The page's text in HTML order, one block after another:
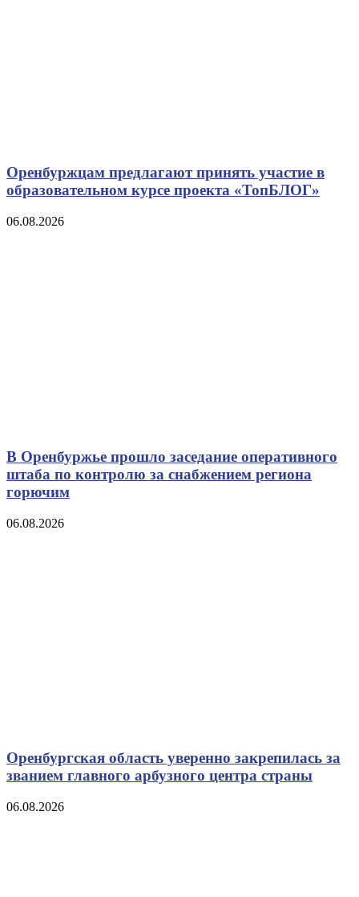
Оренбуржцам предлагают принять участие в
образовательном курсе проекта «ТопБЛОГ»
06.08.2026
В Оренбуржье прошло заседание оперативного
штаба по контролю за снабжением региона
горючим
06.08.2026
Оренбургская область уверенно закрепилась за
званием главного арбузного центра страны
06.08.2026